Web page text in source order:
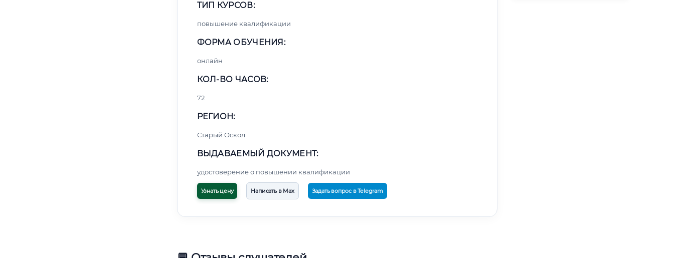
ТИП КУРСОВ:
повышение квалификации
ФОРМА ОБУЧЕНИЯ:
онлайн
КОЛ-ВО ЧАСОВ:
72
РЕГИОН:
Старый Оскол
ВЫДАВАЕМЫЙ ДОКУМЕНТ:
удостоверение о повышении квалификации
Узнать цену Написать в Max Задать вопрос в Telegram